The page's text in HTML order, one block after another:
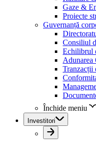
Gaze &
Proiecte
Guvernanță
Consiliul
Echilibrul
Adunarea
Tranzacții
Închide meniu
Investitori